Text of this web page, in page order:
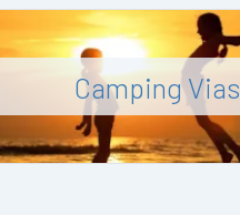
Camping Vias